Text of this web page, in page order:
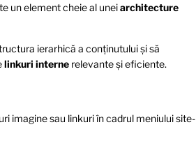
un element cheie al uneiarchitecture
ierarhică a conținutului și să
linkuri interne relevante și eficiente.
imagine sau linkuri în cadrul meniului site-